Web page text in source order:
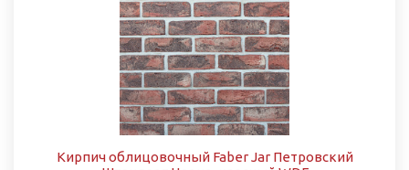
Кирпич облицовочный Faber Jar Петровский